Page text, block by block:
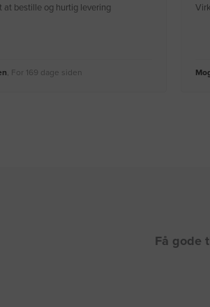
at bestille og hurtig levering
, For 169 dage siden
Få gode